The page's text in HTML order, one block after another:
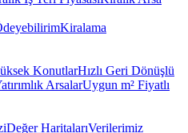
Kiralama
KonutlarHızlı Geri Dönüşlü
ArsalarUygun m² Fiyatlı
Değer HaritalarıVerilerimiz